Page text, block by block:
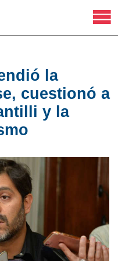
la
cuestionó a
y la